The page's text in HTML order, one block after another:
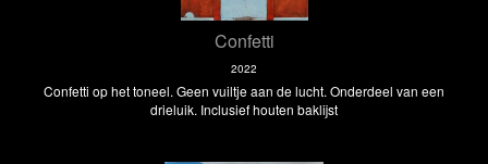
Confetti
2022
Confetti op het toneel. Geen vuiltje aan de lucht. Onderdeel van een
drieluik. Inclusief houten baklijst